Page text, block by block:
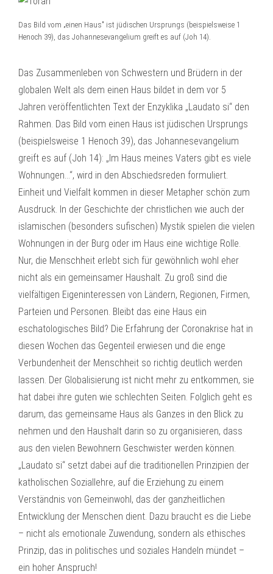
Das Bild vom „einen Haus" ist jüdischen Ursprungs (beispielsweise 1
Henoch 39), das Johannesevangelium greift es auf (Joh 14).
Das Zusammenleben von Schwestern und Brüdern in der
globalen Welt als dem einen Haus bildet in dem vor 5
Jahren veröffentlichten Text der Enzyklika „Laudato si“ den
Rahmen. Das Bild vom einen Haus ist jüdischen Ursprungs
(beispielsweise 1 Henoch 39), das Johannesevangelium
greift es auf (Joh 14): „Im Haus meines Vaters gibt es viele
Wohnungen…“, wird in den Abschiedsreden formuliert.
Einheit und Vielfalt kommen in dieser Metapher schön zum
Ausdruck. In der Geschichte der christlichen wie auch der
islamischen (besonders sufischen) Mystik spielen die vielen
Wohnungen in der Burg oder im Haus eine wichtige Rolle.
Nur, die Menschheit erlebt sich für gewöhnlich wohl eher
nicht als ein gemeinsamer Haushalt. Zu groß sind die
vielfältigen Eigeninteressen von Ländern, Regionen, Firmen,
Parteien und Personen. Bleibt das eine Haus ein
eschatologisches Bild? Die Erfahrung der Coronakrise hat in
diesen Wochen das Gegenteil erwiesen und die enge
Verbundenheit der Menschheit so richtig deutlich werden
lassen. Der Globalisierung ist nicht mehr zu entkommen, sie
hat dabei ihre guten wie schlechten Seiten. Folglich geht es
darum, das gemeinsame Haus als Ganzes in den Blick zu
nehmen und den Haushalt darin so zu organisieren, dass
aus den vielen Bewohnern Geschwister werden können.
„Laudato si“ setzt dabei auf die traditionellen Prinzipien der
katholischen Soziallehre, auf die Erziehung zu einem
Verständnis von Gemeinwohl, das der ganzheitlichen
Entwicklung der Menschen dient. Dazu braucht es die Liebe
– nicht als emotionale Zuwendung, sondern als ethisches
Prinzip, das in politisches und soziales Handeln mündet –
ein hoher Anspruch!